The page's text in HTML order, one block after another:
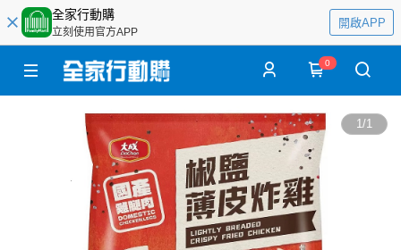
全家行動購
立刻使用官方APP
開啟APP
0
1/1